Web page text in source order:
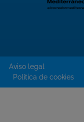
Aviso legal
Política de cookies